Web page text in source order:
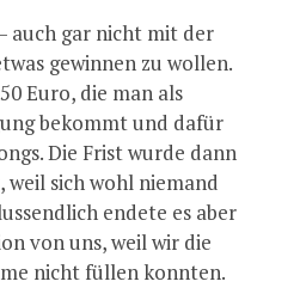
auch gar nicht mit der
gewinnen zu wollen.
Euro, die man als
bekommt und dafür
Die Frist wurde dann
sich wohl niemand
endete es aber
von uns, weil wir die
nicht füllen konnten.